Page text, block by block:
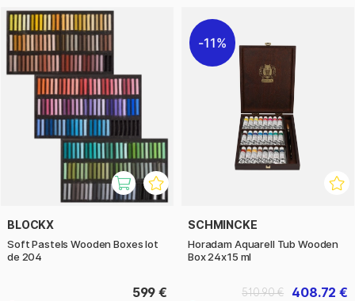
BLOCKX
Soft Pastels Wooden Boxes lot
de 204
599 €
11%
SCHMINCKE
Horadam Aquarell Tub Wooden
Box 24x15 ml
408.72 €
510.90 €